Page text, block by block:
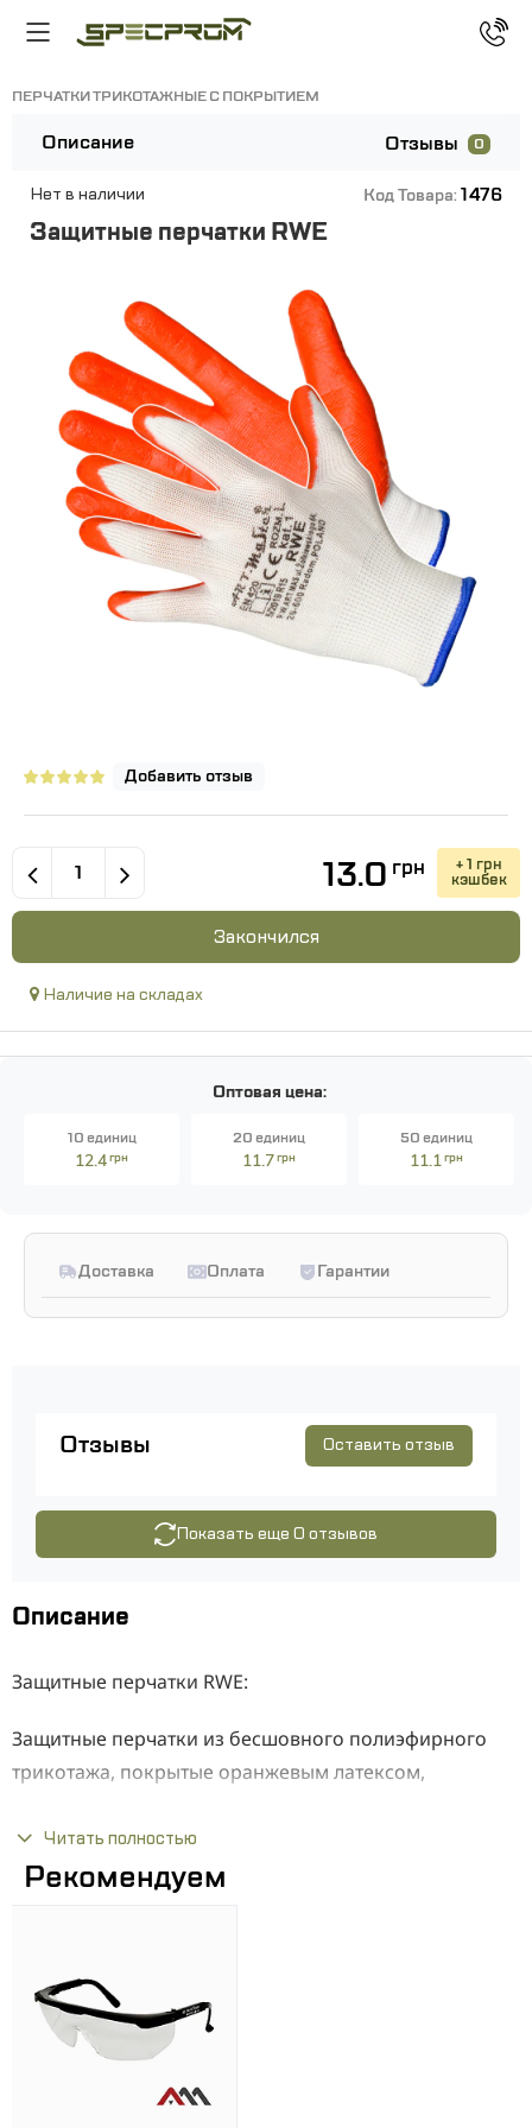
ПЕРЧАТКИ ТРИКОТАЖНЫЕ С ПОКРЫТИЕМ
Описание Отзывы 0
Нет в наличии Код Товара:1476
Защитные перчатки RWE
Добавить отзыв
13.0 грн + 1 грн
кэшбек
Закончился
Наличие на складах
Оптовая цена:
10 единиц
12.4грн
20 единиц
11.7грн
50 единиц
11.1грн
Доставка Оплата Гарантии
Отзывы Оставить отзыв
Показать еще 0 отзывов
Описание
Защитные перчатки RWE:
Защитные перчатки из бесшовного полиэфирного
трикотажа, покрытые оранжевым латексом,
Преимущества:
Устойчивый к истиранию и разрыву
Идеально ложатся в руку
Обеспечивают большую маневренность
захват инструментов и снижает попадание грязи
Читать полностью
Рекомендуем